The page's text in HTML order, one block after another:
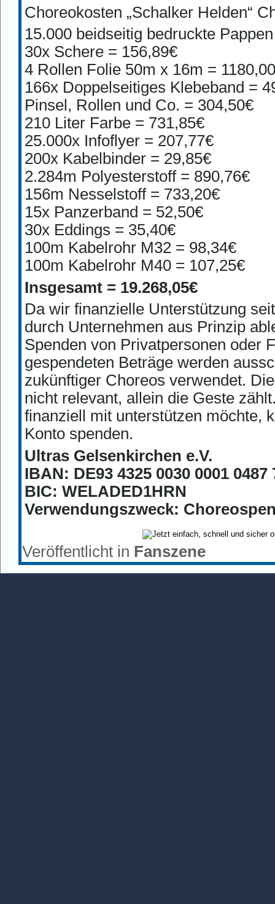
Choreokosten „Schalker Helden“
15.000 beidseitig bedruckte
30x Schere = 156,89€
4 Rollen Folie 50m x 16m =
166x Doppelseitiges Klebeband =
Pinsel, Rollen und Co. = 304,50€
210 Liter Farbe = 731,85€
25.000x Infoflyer = 207,77€
200x Kabelbinder = 29,85€
2.284m Polyesterstoff = 890,76€
156m Nesselstoff = 733,20€
15x Panzerband = 52,50€
30x Eddings = 35,40€
100m Kabelrohr M32 = 98,34€
100m Kabelrohr M40 = 107,25€
Insgesamt = 19.268,05€
Da wir finanzielle Unterstützung
durch Unternehmen aus Prinzip
Spenden von Privatpersonen oder
gespendeten Beträge werden
zukünftiger Choreos verwendet.
nicht relevant, allein die Geste
finanziell mit unterstützen möchte,
Konto spenden.
Ultras Gelsenkirchen e.V.
IBAN: DE93 4325 0030 0001 0487
BIC: WELADED1HRN
Verwendungszweck:
Veröffentlicht in Fanszene